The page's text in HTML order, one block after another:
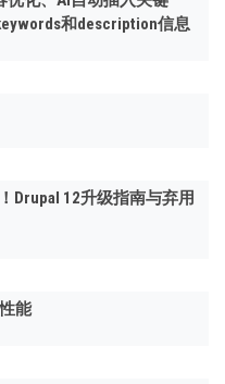
和description信息
Drupal 12升级指南与弃用
能